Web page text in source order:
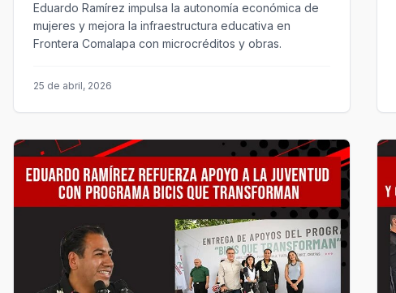
Eduardo Ramírez impulsa la autonomía económica de
mujeres y mejora la infraestructura educativa en
Frontera Comalapa con microcréditos y obras.
25 de abril, 2026